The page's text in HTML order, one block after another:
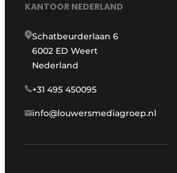
KANTOOR NEDERLAND
Schatbeurderlaan 6
6002 ED Weert
Nederland
+31 495 450095
info@louwersmediagroep.nl